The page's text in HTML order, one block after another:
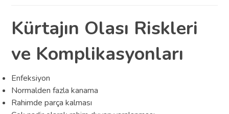
Kürtajın Olası Riskleri
ve Komplikasyonları
Enfeksiyon
Normalden fazla kanama
Rahimde parça kalması